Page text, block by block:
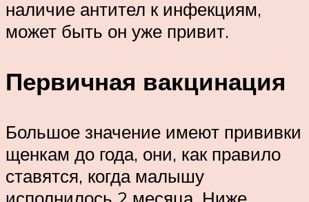
наличие антител к инфекциям,
может быть он уже привит.
Первичная вакцинация
Большое значение имеют прививки
щенкам до года, они, как правило
ставятся, когда малышу